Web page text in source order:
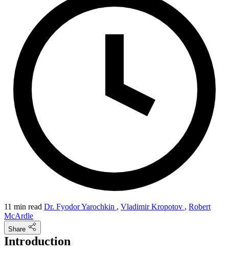
11 min read Dr. Fyodor Yarochkin , Vladimir Kropotov , Robert
McArdle
Share
Introduction